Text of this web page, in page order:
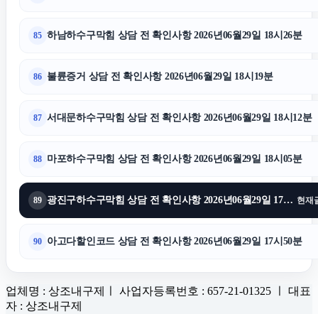
85 하남하수구막힘 상담 전 확인사항 2026년06월29일 18시26분
86 불륜증거 상담 전 확인사항 2026년06월29일 18시19분
87 서대문하수구막힘 상담 전 확인사항 2026년06월29일 18시12분
88 마포하수구막힘 상담 전 확인사항 2026년06월29일 18시05분
89 광진구하수구막힘 상담 전 확인사항 2026년06월29일 17시57분 현재
90 아고다할인코드 상담 전 확인사항 2026년06월29일 17시50분
업체명 : 상조내구제ㅣ 사업자등록번호 : 657-21-01325 ㅣ 대표
자 : 상조내구제